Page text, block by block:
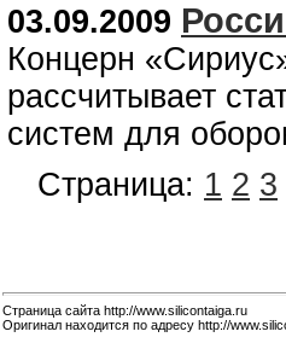
03.09.2009
Концерн
рассчитывает
систем для
Страница: 1 2 3
Страница сайта http://www.silicontaiga.ru
Оригинал находится по адресу http://